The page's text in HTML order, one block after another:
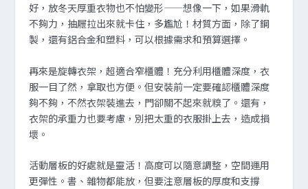
好，放冬天厚重衣物也不怕變形——想像一下，如果滑軌
不夠力，抽屜拉出來就卡住，多尷尬！材質方面，除了鋼
製，還有鋁合金和塑料，可以根據需求和預算選擇。
再來是旋轉衣架，超適合窄櫃體！充分利用櫃體深度，衣
服一目了然，拿取也方便。但安裝前一定要確認櫃體深度
夠不夠，不然衣架裝進去，門卻關不起來就糗了。還有，
衣架的承重力也要考慮，別把太重的衣服掛上去，造成損
壞。
活動層板的好處就是靈活！高度可以隨意調整，空間運用
更彈性。書、雜物都能放，但要注意層板的厚度和支撐